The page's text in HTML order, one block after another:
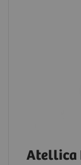
Atellica